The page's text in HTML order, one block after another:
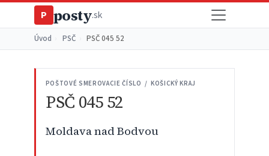
P posty.sk
Úvod PSČ PSČ 045 52
POŠTOVÉ SMEROVACIE ČÍSLO / KOŠICKÝ KRAJ
PSČ 045 52
Moldava nad Bodvou